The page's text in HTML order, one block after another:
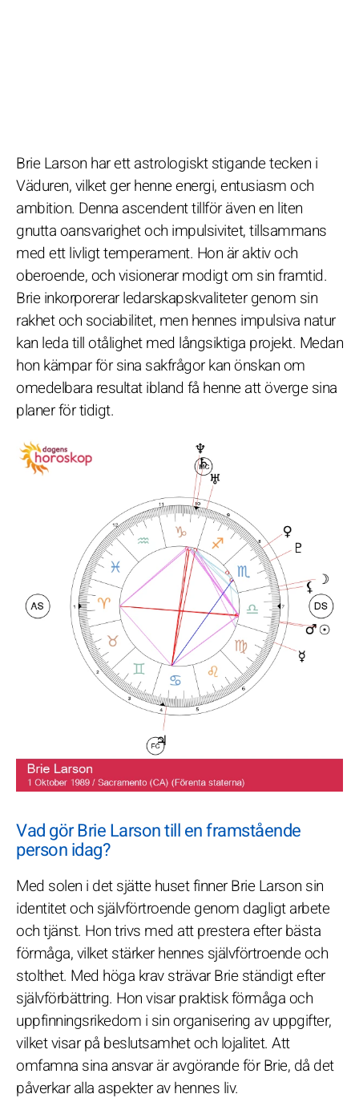
Brie Larson har ett astrologiskt stigande tecken i
Väduren, vilket ger henne energi, entusiasm och
ambition. Denna ascendent tillför även en liten
gnutta oansvarighet och impulsivitet, tillsammans
med ett livligt temperament. Hon är aktiv och
oberoende, och visionerar modigt om sin framtid.
Brie inkorporerar ledarskapskvaliteter genom sin
rakhet och sociabilitet, men hennes impulsiva natur
kan leda till otålighet med långsiktiga projekt. Medan
hon kämpar för sina sakfrågor kan önskan om
omedelbara resultat ibland få henne att överge sina
planer för tidigt.
Vad gör Brie Larson till en framstående
person idag?
Med solen i det sjätte huset finner Brie Larson sin
identitet och självförtroende genom dagligt arbete
och tjänst. Hon trivs med att prestera efter bästa
förmåga, vilket stärker hennes självförtroende och
stolthet. Med höga krav strävar Brie ständigt efter
självförbättring. Hon visar praktisk förmåga och
uppfinningsrikedom i sin organisering av uppgifter,
vilket visar på beslutsamhet och lojalitet. Att
omfamna sina ansvar är avgörande för Brie, då det
påverkar alla aspekter av hennes liv.